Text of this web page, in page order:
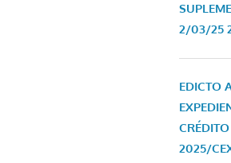
2/03/25
EDICTO
2025/